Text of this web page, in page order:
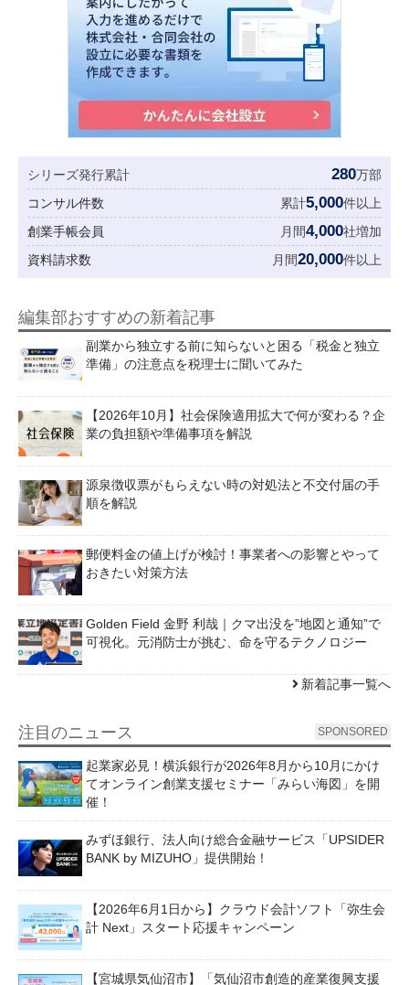
シリーズ発行累計 280万部
コンサル件数
累計5,000件以上
創業手帳会員
月間4,000社増加
資料請求数
月間20,000件以上
編集部おすすめの新着記事
副業から独立する前に知らないと困る「税金と独立
準備」の注意点を税理士に聞いてみた
【2026年10月】社会保険適用拡大で何が変わる？企
業の負担額や準備事項を解説
源泉徴収票がもらえない時の対処法と不交付届の手
順を解説
郵便料金の値上げが検討！事業者への影響とやって
おきたい対策方法
Golden Field 金野 利哉｜クマ出没を”地図と通知”で
可視化。元消防士が挑む、命を守るテクノロジー
新着記事一覧へ
注目のニュース SPONSORED
起業家必見！横浜銀行が2026年8月から10月にかけ
てオンライン創業支援セミナー「みらい海図」を開
催！
みずほ銀行、法人向け総合金融サービス「UPSIDER
BANK by MIZUHO」提供開始！
【2026年6月1日から】クラウド会計ソフト「弥生会
計 Next」スタート応援キャンペーン
【宮城県気仙沼市】「気仙沼市創造的産業復興支援